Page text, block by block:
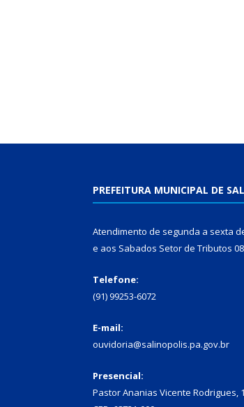
PREFEITURA MUNICIPAL DE
Atendimento de segunda a sexta
e aos Sabados Setor de Tributos
Telefone:
(91) 99253-6072
E-mail:
ouvidoria@salinopolis.pa.gov.br
Presencial:
Pastor Ananias Vicente Rodrigues,